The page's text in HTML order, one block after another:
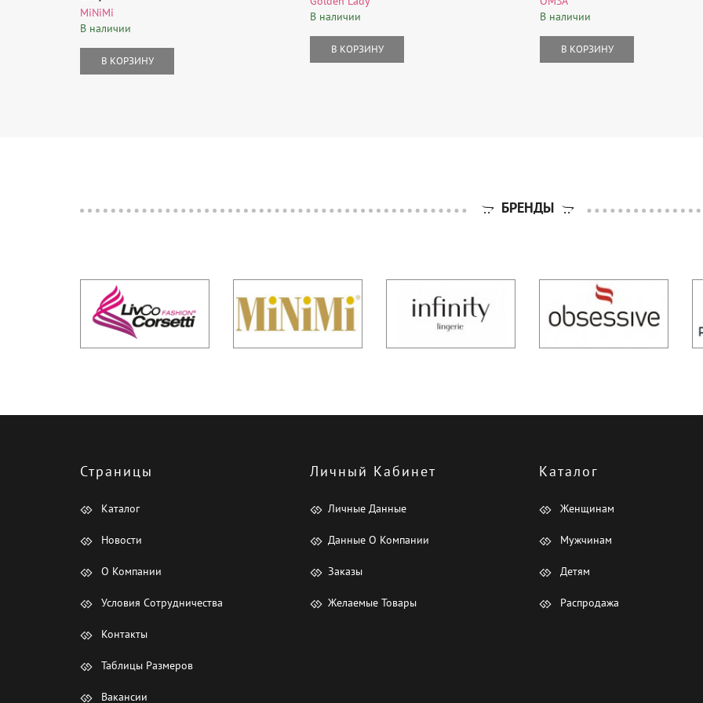
MiNiMi
В наличии
В КОРЗИНУ
В наличии
В КОРЗИНУ
В наличии
В КОРЗИНУ
БРЕНДЫ
Страницы
Каталог
Новости
О Компании
Условия Сотрудничества
Контакты
Таблицы Размеров
Вакансии
Личный Кабинет
Личные Данные
Данные О Компании
Заказы
Желаемые Товары
Каталог
Женщинам
Мужчинам
Детям
Распродажа